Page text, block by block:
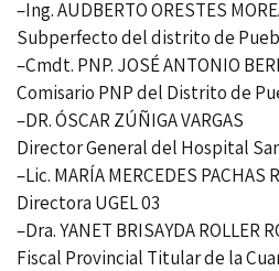
–Ing. AUDBERTO ORESTES
Subperfecto del distrito de
–Cmdt. PNP. JOSÉ ANTONIO
Comisario PNP del Distrito de
–DR. ÓSCAR ZÚÑIGA VARGAS
Director General del Hospital
–Lic. MARÍA MERCEDES PACHAS
Directora UGEL 03
–Dra. YANET BRISAYDA ROLLER
Fiscal Provincial Titular de la